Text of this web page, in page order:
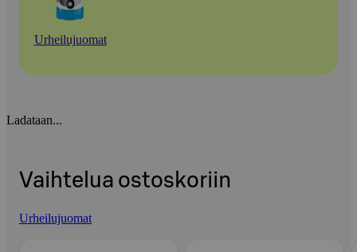
Urheilujuomat
Ladataan...
Vaihtelua ostoskoriin
Urheilujuomat